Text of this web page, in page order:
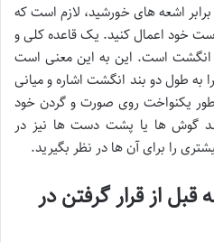
اشعه های خورشید، لازم است که
خود اعمال کنید. یک قاعده کلی و
انگشت است. این به این معنی است
به طول دو بند انگشت اشاره و میانی
یکنواخت روی صورت و گردن خود
گوش ها یا پشت دست ها نیز در
را برای آن ها در نظر بگیرید.
۲۰ دقیقه قبل از قرار گرفتن در